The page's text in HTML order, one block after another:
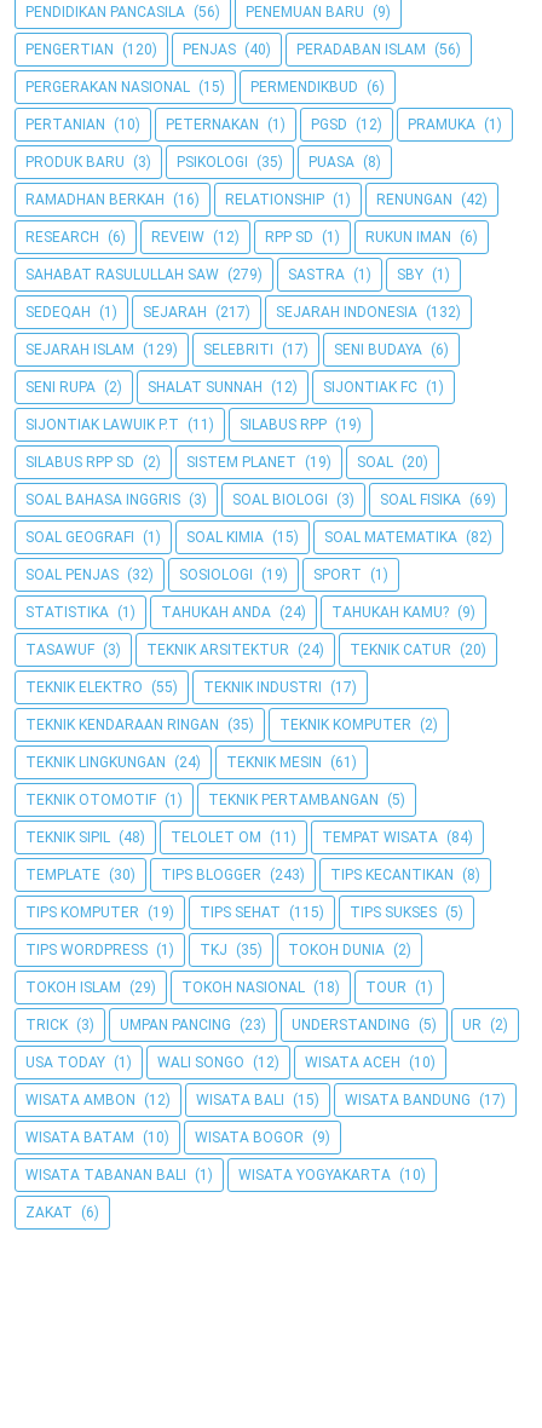
PENDIDIKAN PANCASILA (56) PENEMUAN BARU (9)
PENGERTIAN (120) PENJAS (40) PERADABAN ISLAM (56)
PERGERAKAN NASIONAL (15) PERMENDIKBUD (6)
PERTANIAN (10) PETERNAKAN (1) PGSD (12) PRAMUKA (1)
PRODUK BARU (3) PSIKOLOGI (35) PUASA (8)
RAMADHAN BERKAH (16) RELATIONSHIP (1) RENUNGAN (42)
RESEARCH (6) REVEIW (12) RPP SD (1) RUKUN IMAN (6)
SAHABAT RASULULLAH SAW (279) SASTRA (1) SBY (1)
SEDEQAH (1) SEJARAH (217) SEJARAH INDONESIA (132)
SEJARAH ISLAM (129) SELEBRITI (17) SENI BUDAYA (6)
SENI RUPA (2) SHALAT SUNNAH (12) SIJONTIAK FC (1)
SIJONTIAK LAWUIK P.T (11) SILABUS RPP (19)
SILABUS RPP SD (2) SISTEM PLANET (19) SOAL (20)
SOAL BAHASA INGGRIS (3) SOAL BIOLOGI (3) SOAL FISIKA (69)
SOAL GEOGRAFI (1) SOAL KIMIA (15) SOAL MATEMATIKA (82)
SOAL PENJAS (32) SOSIOLOGI (19) SPORT (1)
STATISTIKA (1) TAHUKAH ANDA (24) TAHUKAH KAMU? (9)
TASAWUF (3) TEKNIK ARSITEKTUR (24) TEKNIK CATUR (20)
TEKNIK ELEKTRO (55) TEKNIK INDUSTRI (17)
TEKNIK KENDARAAN RINGAN (35) TEKNIK KOMPUTER (2)
TEKNIK LINGKUNGAN (24) TEKNIK MESIN (61)
TEKNIK OTOMOTIF (1) TEKNIK PERTAMBANGAN (5)
TEKNIK SIPIL (48) TELOLET OM (11) TEMPAT WISATA (84)
TEMPLATE (30) TIPS BLOGGER (243) TIPS KECANTIKAN (8)
TIPS KOMPUTER (19) TIPS SEHAT (115) TIPS SUKSES (5)
TIPS WORDPRESS (1) TKJ (35) TOKOH DUNIA (2)
TOKOH ISLAM (29) TOKOH NASIONAL (18) TOUR (1)
TRICK (3) UMPAN PANCING (23) UNDERSTANDING (5) UR (2)
USA TODAY (1) WALI SONGO (12) WISATA ACEH (10)
WISATA AMBON (12) WISATA BALI (15) WISATA BANDUNG (17)
WISATA BATAM (10) WISATA BOGOR (9)
WISATA TABANAN BALI (1) WISATA YOGYAKARTA (10)
ZAKAT (6)